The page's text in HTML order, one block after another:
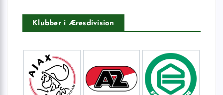
:
Klubber i Æresdivision